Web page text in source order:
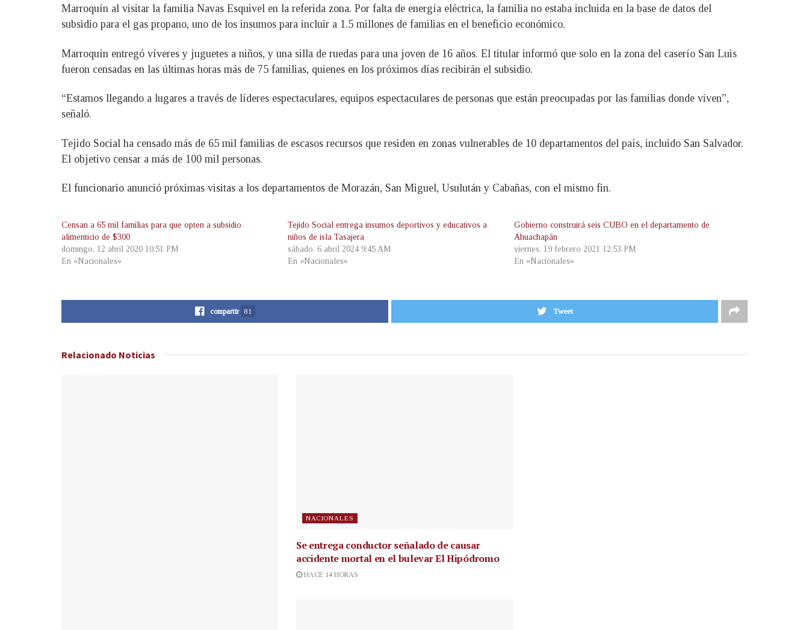
Marroquín al visitar la familia Navas Esquivel en la referida zona. Por falta de energía eléctrica, la familia no estaba incluida en la base de datos del
subsidio para el gas propano, uno de los insumos para incluir a 1.5 millones de familias en el beneficio económico.
Marroquín entregó víveres y juguetes a niños, y una silla de ruedas para una joven de 16 años. El titular informó que solo en la zona del caserío San Luis
fueron censadas en las últimas horas más de 75 familias, quienes en los próximos días recibirán el subsidio.
“Estamos llegando a lugares a través de líderes espectaculares, equipos espectaculares de personas que están preocupadas por las familias donde viven”,
señaló.
Tejido Social ha censado más de 65 mil familias de escasos recursos que residen en zonas vulnerables de 10 departamentos del país, incluido San Salvador.
El objetivo censar a más de 100 mil personas.
El funcionario anunció próximas visitas a los departamentos de Morazán, San Miguel, Usulután y Cabañas, con el mismo fin.
Censan a 65 mil familias para que opten a subsidio
alimenticio de $300
domingo, 12 abril 2020 10:51 PM
En «Nacionales»
Tejido Social entrega insumos deportivos y educativos a
niños de isla Tasajera
sábado, 6 abril 2024 9:45 AM
En «Nacionales»
Gobierno construirá seis CUBO en el departamento de
Ahuachapán
viernes, 19 febrero 2021 12:53 PM
En «Nacionales»
compartir 81 Tweet
Relacionado Noticias
NACIONALES
Se entrega conductor señalado de causar
accidente mortal en el bulevar El Hipódromo
HACE 14 HORAS